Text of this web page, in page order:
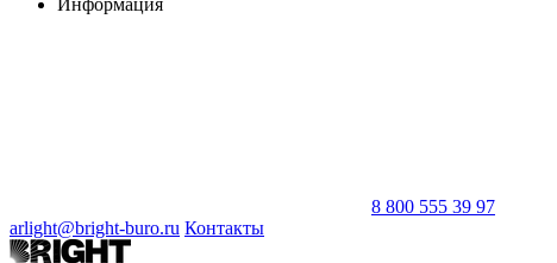
Информация
8 800 555 39 97
arlight@bright-buro.ru Контакты